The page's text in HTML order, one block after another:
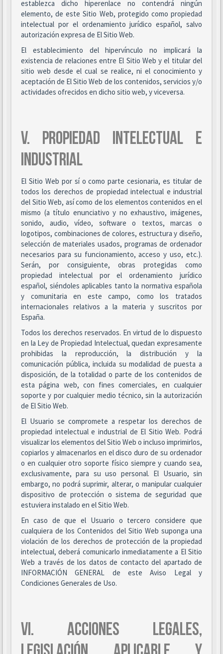
establezca dicho hiperenlace no contendrá ningún
elemento, de este Sitio Web, protegido como propiedad
intelectual por el ordenamiento jurídico español, salvo
autorización expresa de El Sitio Web.
El establecimiento del hipervínculo no implicará la
existencia de relaciones entre El Sitio Web y el titular del
sitio web desde el cual se realice, ni el conocimiento y
aceptación de El Sitio Web de los contenidos, servicios y/o
actividades ofrecidos en dicho sitio web, y viceversa.
V. PROPIEDAD INTELECTUAL E
INDUSTRIAL
El Sitio Web por sí o como parte cesionaria, es titular de
todos los derechos de propiedad intelectual e industrial
del Sitio Web, así como de los elementos contenidos en el
mismo (a título enunciativo y no exhaustivo, imágenes,
sonido, audio, vídeo, software o textos, marcas o
logotipos, combinaciones de colores, estructura y diseño,
selección de materiales usados, programas de ordenador
necesarios para su funcionamiento, acceso y uso, etc.).
Serán, por consiguiente, obras protegidas como
propiedad intelectual por el ordenamiento jurídico
español, siéndoles aplicables tanto la normativa española
y comunitaria en este campo, como los tratados
internacionales relativos a la materia y suscritos por
España.
Todos los derechos reservados. En virtud de lo dispuesto
en la Ley de Propiedad Intelectual, quedan expresamente
prohibidas la reproducción, la distribución y la
comunicación pública, incluida su modalidad de puesta a
disposición, de la totalidad o parte de los contenidos de
esta página web, con fines comerciales, en cualquier
soporte y por cualquier medio técnico, sin la autorización
de El Sitio Web.
El Usuario se compromete a respetar los derechos de
propiedad intelectual e industrial de El Sitio Web. Podrá
visualizar los elementos del Sitio Web o incluso imprimirlos,
copiarlos y almacenarlos en el disco duro de su ordenador
o en cualquier otro soporte físico siempre y cuando sea,
exclusivamente, para su uso personal. El Usuario, sin
embargo, no podrá suprimir, alterar, o manipular cualquier
dispositivo de protección o sistema de seguridad que
estuviera instalado en el Sitio Web.
En caso de que el Usuario o tercero considere que
cualquiera de los Contenidos del Sitio Web suponga una
violación de los derechos de protección de la propiedad
intelectual, deberá comunicarlo inmediatamente a El Sitio
Web a través de los datos de contacto del apartado de
INFORMACIÓN GENERAL de este Aviso Legal y
Condiciones Generales de Uso.
VI. ACCIONES LEGALES,